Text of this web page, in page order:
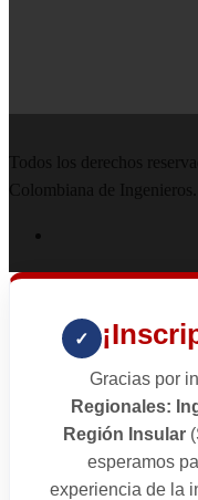
Todos los derechos
Colombiana de Ingenieros.
✓
Gracias por
Regionales:
Región Insular
esperamos
experiencia de la